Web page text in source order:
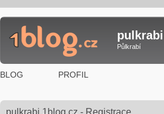
Půlkrabí
BLOG PROFIL
pulkrabi.1blog.cz - Registrace